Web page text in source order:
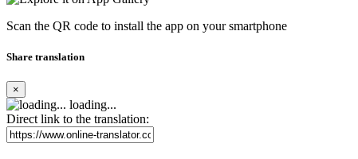
Scan the QR code to install the app on your smartphone
Share translation
×
loading...
Direct link to the translation: